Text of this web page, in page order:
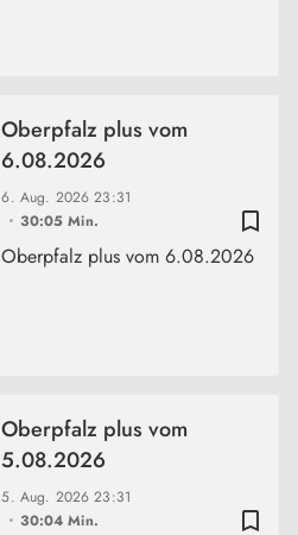
bookmark_border
6. Aug. 202623:31
30:05 Min.
Oberpfalz plus vom
6.08.2026
Oberpfalz plus vom 6.08.2026
bookmark_border
5. Aug. 202623:31
30:04 Min.
Oberpfalz plus vom
5.08.2026